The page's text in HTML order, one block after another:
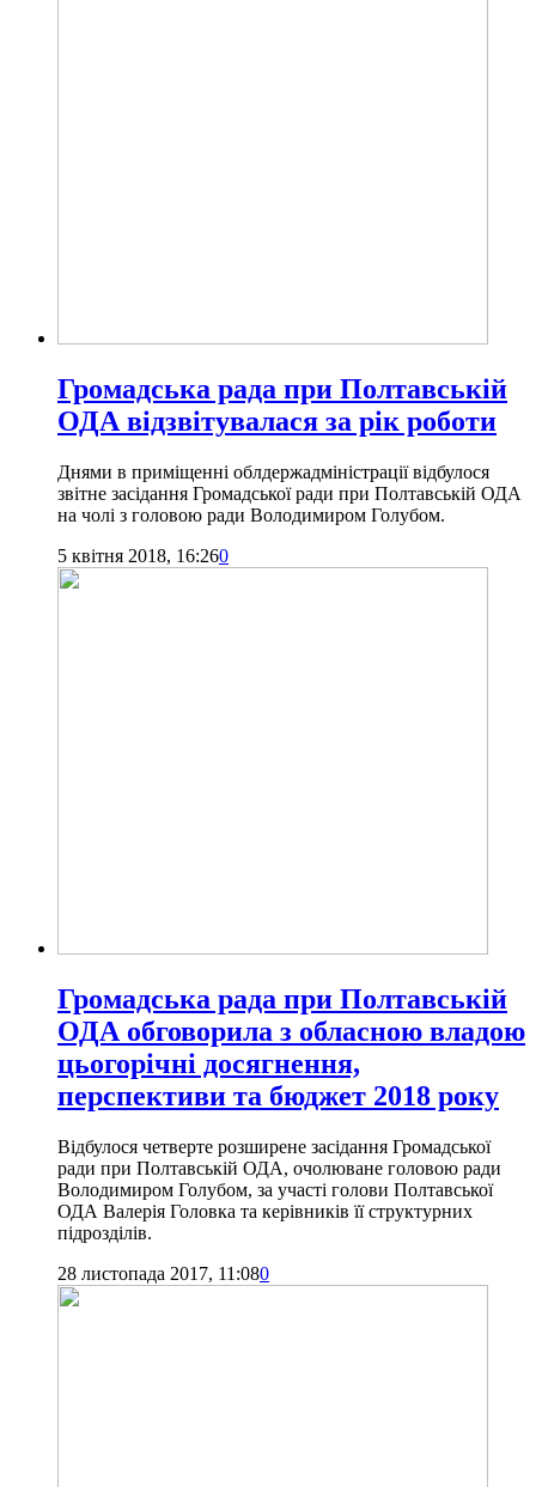
Громадська рада при Полтавській
ОДА відзвітувалася за рік роботи
Днями в приміщенні облдержадміністрації відбулося
звітне засідання Громадської ради при Полтавській ОДА
на чолі з головою ради Володимиром Голубом.
5 квітня 2018, 16:260
Громадська рада при Полтавській
ОДА обговорила з обласною владою
цьогорічні досягнення,
перспективи та бюджет 2018 року
Відбулося четверте розширене засідання Громадської
ради при Полтавській ОДА, очолюване головою ради
Володимиром Голубом, за участі голови Полтавської
ОДА Валерія Головка та керівників її структурних
підрозділів.
28 листопада 2017, 11:080